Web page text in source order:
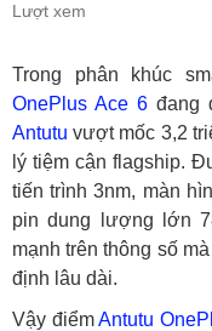
Lượt xem
Trong phân khúc
OnePlus Ace 6 đang
Antutu vượt mốc 3,2
lý tiệm cận flagship.
tiến trình 3nm, màn
pin dung lượng lớn
mạnh trên thông số
định lâu dài.
Vậy điểmAntutu